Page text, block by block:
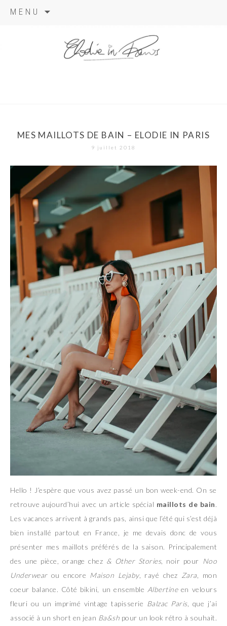
MENU
MES MAILLOTS DE BAIN – ELODIE IN PARIS
9 juillet 2018
Hello ! J’espère que vous avez passé un bon week-end. On se
retrouve aujourd’hui avec un article spécial maillots de bain.
Les vacances arrivent à grands pas, ainsi que l’été qui s’est déjà
bien installé partout en France, je me devais donc de vous
présenter mes maillots préférés de la saison. Principalement
des une pièce, orange chez & Other Stories, noir pour Noo
Underwearou encore Maison Lejaby, rayé chez Zara , mon
coeur balance. Côté bikini, un ensemble Albertineen velours
fleuri ou un imprimé vintage tapisserie Balzac Paris, que j’ai
associé à un short en jean Ba&sh pour un look rétro à souhait.